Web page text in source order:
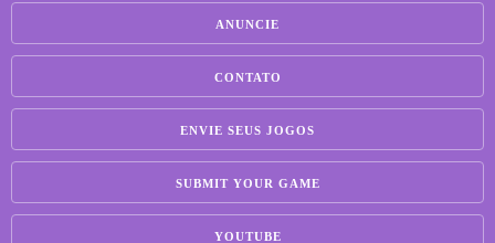
ANUNCIE
CONTATO
ENVIE SEUS JOGOS
SUBMIT YOUR GAME
YOUTUBE